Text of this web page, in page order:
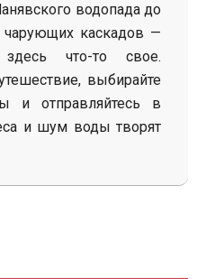
водопада до
чарующих каскадов —
что-то свое.
выбирайте
и отправляйтесь в
и шум воды творят